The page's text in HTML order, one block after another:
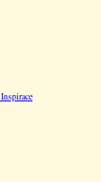
Inspirace